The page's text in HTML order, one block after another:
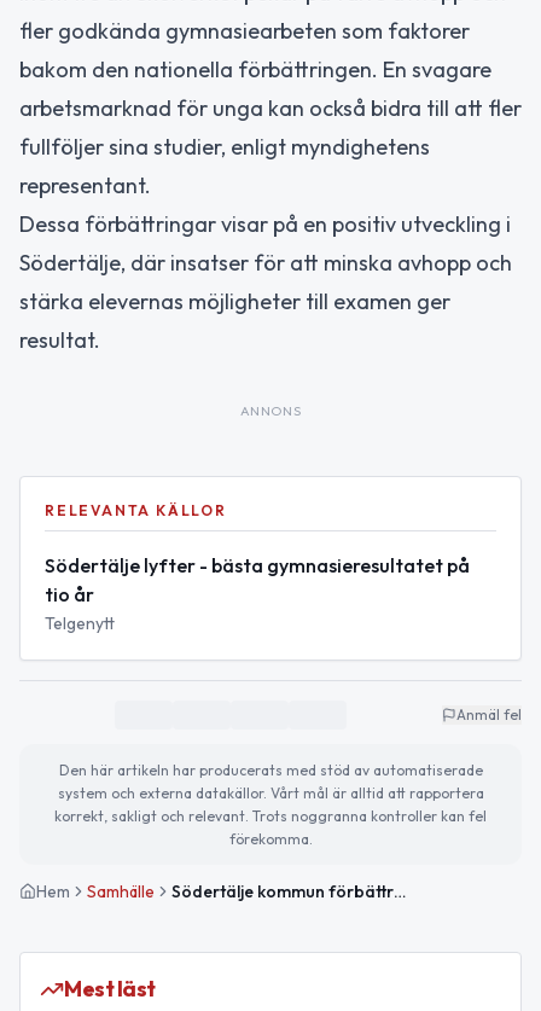
fler godkända gymnasiearbeten som faktorer
bakom den nationella förbättringen. En svagare
arbetsmarknad för unga kan också bidra till att fler
fullföljer sina studier, enligt myndighetens
representant.
Dessa förbättringar visar på en positiv utveckling i
Södertälje, där insatser för att minska avhopp och
stärka elevernas möjligheter till examen ger
resultat.
ANNONS
RELEVANTA KÄLLOR
Södertälje lyfter - bästa gymnasieresultatet på
tio år
Telgenytt
Anmäl fel
Den här artikeln har producerats med stöd av automatiserade
system och externa datakällor. Vårt mål är alltid att rapportera
korrekt, sakligt och relevant. Trots noggranna kontroller kan fel
förekomma.
Hem Samhälle Södertälje kommun förbättrar gymnasieresultaten
Mest läst